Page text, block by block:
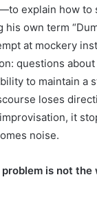
explain how to
his own term
at mockery
questions
to maintain a
loses
it
noise.
is not the